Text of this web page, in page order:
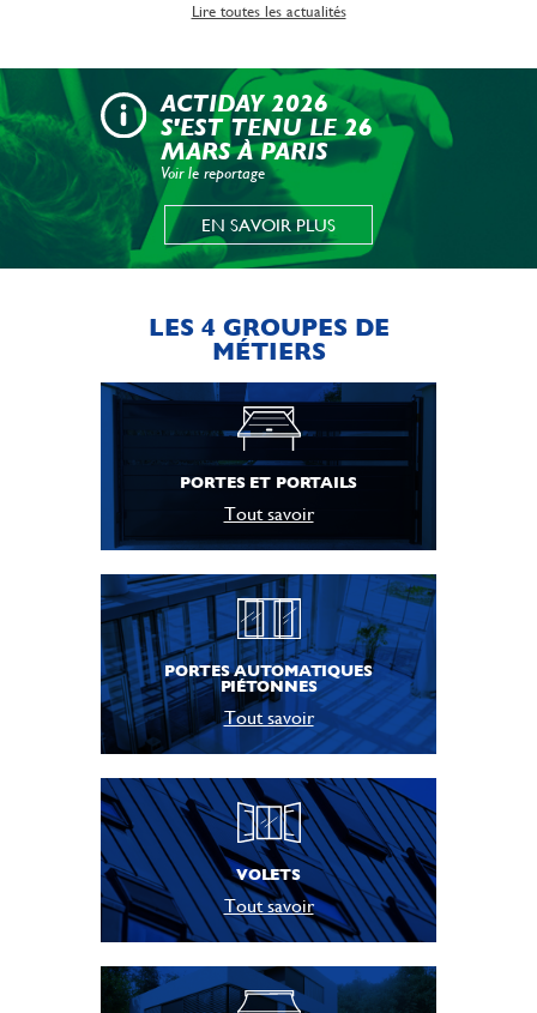
Lire toutes les actualités
ACTIDAY 2026
S'EST TENU LE 26
MARS À PARIS
Voir le reportage
EN SAVOIR PLUS
LES 4 GROUPES DE
MÉTIERS
PORTES ET PORTAILS
Tout savoir
PORTES AUTOMATIQUES
PIÉTONNES
Tout savoir
VOLETS
Tout savoir